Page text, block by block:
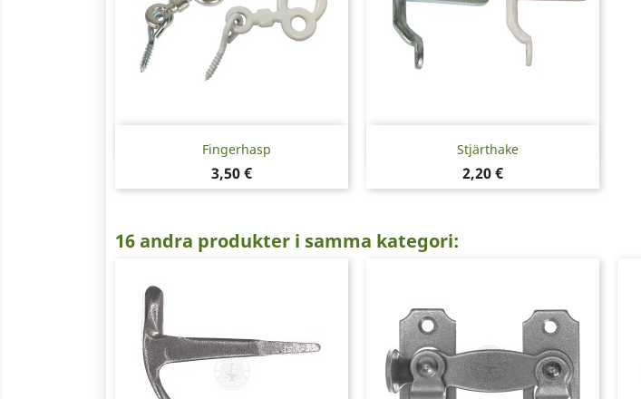
Fingerhasp
Pris
3,50 €
Snabbvy Stjärthake
Pris
2,20 €
Snabbvy
16 andra produkter i samma kategori: